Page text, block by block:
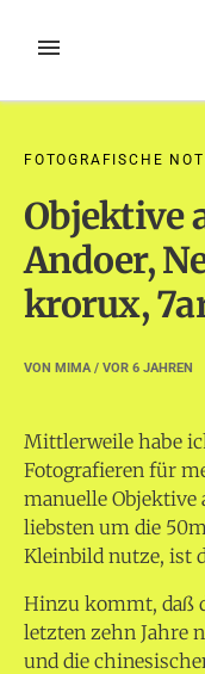
InhaltMENÜ
FOTOGRAFISCHE
Objektive
Andoer,
krorux,
VON MIMA/ VOR 6 JAHREN
Mittlerweile habe
Fotografieren für
manuelle Objektive
liebsten um die
Kleinbild nutze, ist
Hinzu kommt, daß
letzten zehn Jahre
und die